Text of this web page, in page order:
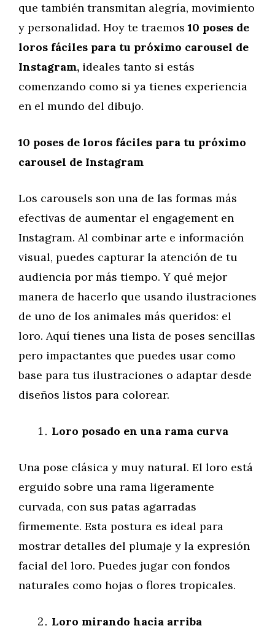
que también transmitan alegría, movimiento
y personalidad. Hoy te traemos 10 poses de
loros fáciles para tu próximo carousel de
Instagram, ideales tanto si estás
comenzando como si ya tienes experiencia
en el mundo del dibujo.
10 poses de loros fáciles para tu próximo
carousel de Instagram
Los carousels son una de las formas más
efectivas de aumentar el engagement en
Instagram. Al combinar arte e información
visual, puedes capturar la atención de tu
audiencia por más tiempo. Y qué mejor
manera de hacerlo que usando ilustraciones
de uno de los animales más queridos: el
loro. Aquí tienes una lista de poses sencillas
pero impactantes que puedes usar como
base para tus ilustraciones o adaptar desde
diseños listos para colorear.
Loro posado en una rama curva
Una pose clásica y muy natural. El loro está
erguido sobre una rama ligeramente
curvada, con sus patas agarradas
firmemente. Esta postura es ideal para
mostrar detalles del plumaje y la expresión
facial del loro. Puedes jugar con fondos
naturales como hojas o flores tropicales.
Loro mirando hacia arriba